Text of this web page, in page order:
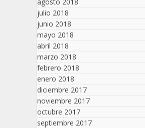
julio 2018
junio 2018
mayo 2018
abril 2018
marzo 2018
febrero 2018
enero 2018
diciembre 2017
noviembre 2017
octubre 2017
septiembre 2017